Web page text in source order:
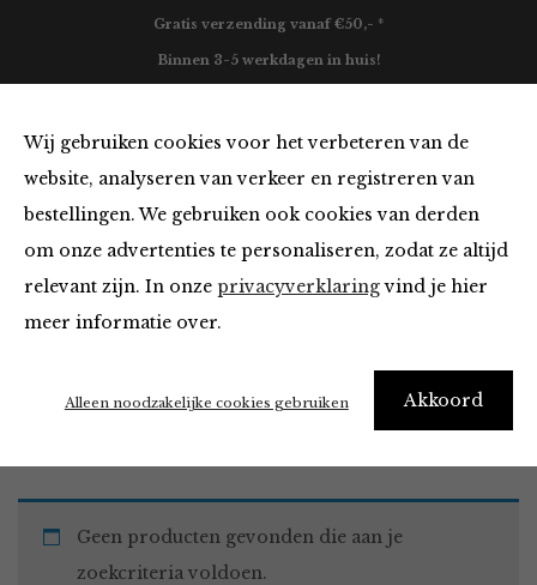
Wij gebruiken cookies voor het verbeteren van de
website, analyseren van verkeer en registreren van
bestellingen. We gebruiken ook cookies van derden
om onze advertenties te personaliseren, zodat ze altijd
relevant zijn. In onze privacyverklaringvind je hier
meer informatie over.
Akkoord
Alleen noodzakelijke cookies gebruiken
Gratis verzending vanaf €50,- *
Binnen 3-5 werkdagen in huis!
Must Haves
Home Winkel Accessoires Must Haves
Geen producten gevonden die aan je
zoekcriteria voldoen.